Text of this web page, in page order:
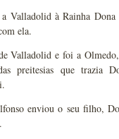
Valladolid à Rainha Dona
ela.
Valladolid e foi a
preitesias que trazia
enviou o seu filho,